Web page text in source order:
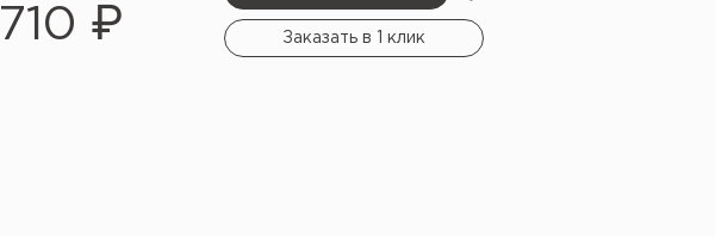
₽ Заказать в 1 клик